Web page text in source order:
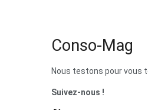
Conso-Mag
Nous testons pour vous
Suivez-nous !